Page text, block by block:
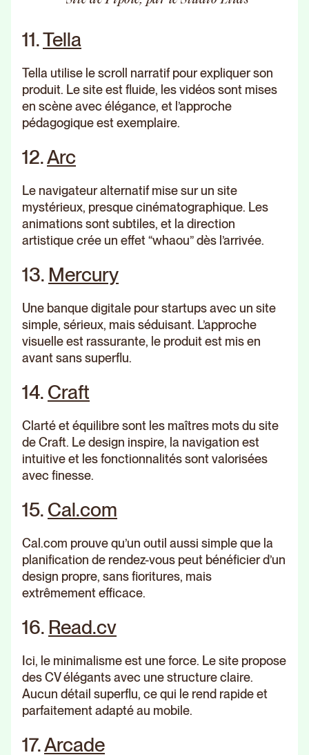
11.Tella
Tella utilise le scroll narratif pour expliquer son
produit. Le site est fluide, les vidéos sont mises
en scène avec élégance, et l’approche
pédagogique est exemplaire.
12.Arc
Le navigateur alternatif mise sur un site
mystérieux, presque cinématographique. Les
animations sont subtiles, et la direction
artistique crée un effet “whaou” dès l’arrivée.
13. Mercury
Une banque digitale pour startups avec un site
simple, sérieux, mais séduisant. L’approche
visuelle est rassurante, le produit est mis en
avant sans superflu.
14. Craft
Clarté et équilibre sont les maîtres mots du site
de Craft. Le design inspire, la navigation est
intuitive et les fonctionnalités sont valorisées
avec finesse.
15. Cal.com
Cal.com prouve qu’un outil aussi simple que la
planification de rendez-vous peut bénéficier d’un
design propre, sans fioritures, mais
extrêmement efficace.
16. Read.cv
Ici, le minimalisme est une force. Le site propose
des CV élégants avec une structure claire.
Aucun détail superflu, ce qui le rend rapide et
parfaitement adapté au mobile.
17.Arcade